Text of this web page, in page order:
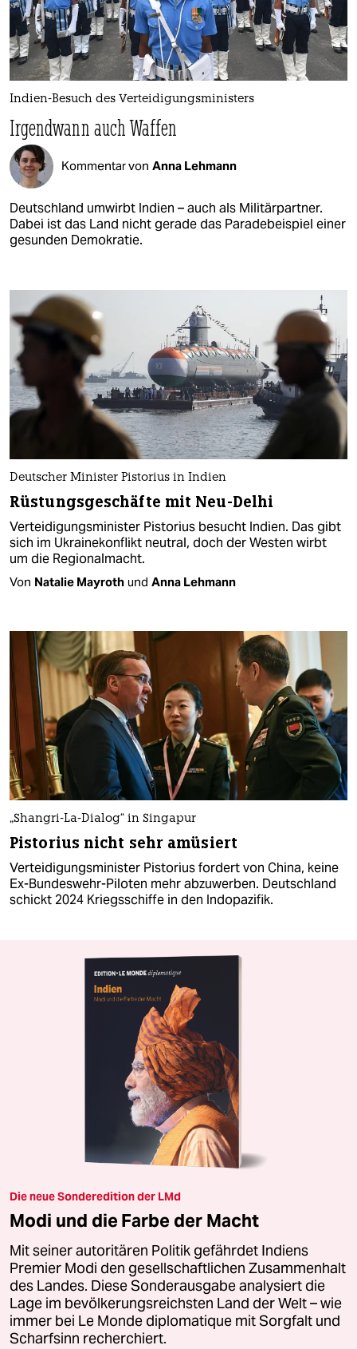
Indien-Besuch des Verteidigungsministers
Irgendwann auch Waffen
Kommentar von Anna Lehmann
Deutschland umwirbt Indien – auch als Militärpartner.
Dabei ist das Land nicht gerade das Paradebeispiel einer
gesunden Demokratie.
Deutscher Minister Pistorius in Indien
Rüstungsgeschäfte mit Neu-Delhi
Verteidigungsminister Pistorius besucht Indien. Das gibt
sich im Ukrainekonflikt neutral, doch der Westen wirbt
um die Regionalmacht.
Von Natalie Mayroth und Anna Lehmann
„Shangri-La-Dialog“ in Singapur
Pistorius nicht sehr amüsiert
Verteidigungsminister Pistorius fordert von China, keine
Ex-Bundeswehr-Piloten mehr abzuwerben. Deutschland
schickt 2024 Kriegsschiffe in den Indopazifik.
Die neue Sonderedition der LMd
Modi und die Farbe der Macht
Mit seiner autoritären Politik gefährdet Indiens
Premier Modi den gesellschaftlichen Zusammenhalt
des Landes. Diese Sonderausgabe analysiert die
Lage im bevölkerungsreichsten Land der Welt – wie
immer bei Le Monde diplomatique mit Sorgfalt und
Scharfsinn recherchiert.